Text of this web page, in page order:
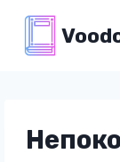
содержимому